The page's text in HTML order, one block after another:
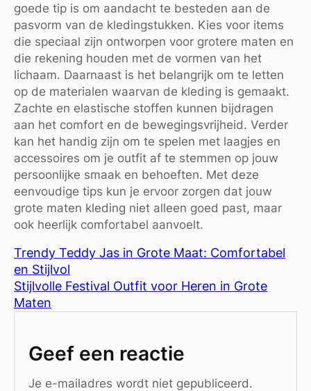
goede tip is om aandacht te besteden aan de
pasvorm van de kledingstukken. Kies voor items
die speciaal zijn ontworpen voor grotere maten en
die rekening houden met de vormen van het
lichaam. Daarnaast is het belangrijk om te letten
op de materialen waarvan de kleding is gemaakt.
Zachte en elastische stoffen kunnen bijdragen
aan het comfort en de bewegingsvrijheid. Verder
kan het handig zijn om te spelen met laagjes en
accessoires om je outfit af te stemmen op jouw
persoonlijke smaak en behoeften. Met deze
eenvoudige tips kun je ervoor zorgen dat jouw
grote maten kleding niet alleen goed past, maar
ook heerlijk comfortabel aanvoelt.
Trendy Teddy Jas in Grote Maat: Comfortabel
en Stijlvol
Stijlvolle Festival Outfit voor Heren in Grote
Maten
Geef een reactie
Je e-mailadres wordt niet gepubliceerd.